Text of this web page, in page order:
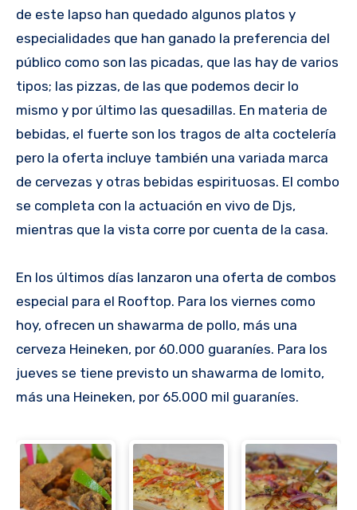
de este lapso han quedado algunos platos y
especialidades que han ganado la preferencia del
público como son las picadas, que las hay de varios
tipos; las pizzas, de las que podemos decir lo
mismo y por último las quesadillas. En materia de
bebidas, el fuerte son los tragos de alta coctelería
pero la oferta incluye también una variada marca
de cervezas y otras bebidas espirituosas. El combo
se completa con la actuación en vivo de Djs,
mientras que la vista corre por cuenta de la casa.
En los últimos días lanzaron una oferta de combos
especial para el Rooftop. Para los viernes como
hoy, ofrecen un shawarma de pollo, más una
cerveza Heineken, por 60.000 guaraníes. Para los
jueves se tiene previsto un shawarma de lomito,
más una Heineken, por 65.000 mil guaraníes.